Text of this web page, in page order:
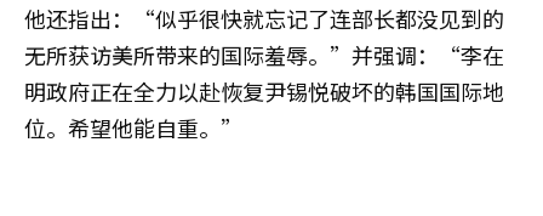
他还指出：“似乎很快就忘记了连部长都没见到的
无所获访美所带来的国际羞辱。”并强调：“李在
明政府正在全力以赴恢复尹锡悦破坏的韩国国际地
位。希望他能自重。”